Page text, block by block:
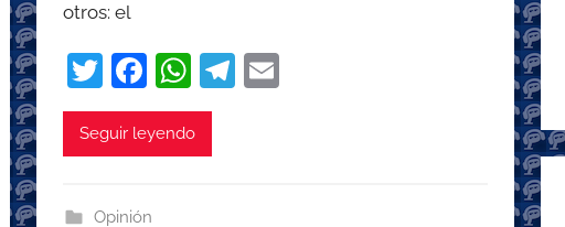
otros: el
T
w
itt
F
a
c
b
W
h
at
T
Seguir leyendo
Opinión